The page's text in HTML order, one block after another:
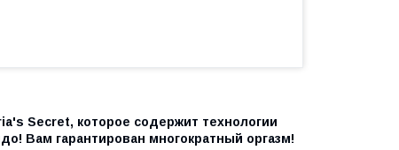
Secret, которое содержит технологии
Вам гарантирован многократный оргазм!